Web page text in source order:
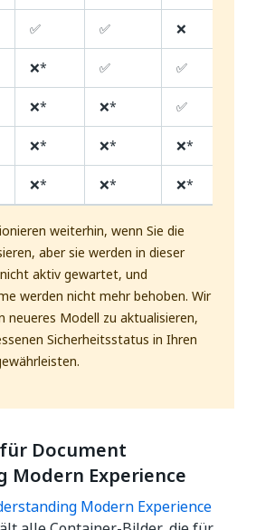
✅ ✅ ❌
❌* ✅ ✅
❌* ❌* ✅
❌* ❌* ❌*
❌* ❌* ❌*
weiterhin, wenn Sie die
aber sie werden in dieser
aktiv gewartet, und
werden nicht mehr behoben. Wir
neueres Modell zu aktualisieren,
Sicherheitsstatus in Ihren
Document
Modern Experience
Modern Experience